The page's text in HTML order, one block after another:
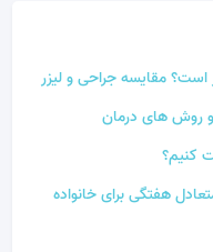
و روش‌ های درمان
کنیم؟
هفتگی برای خانواده